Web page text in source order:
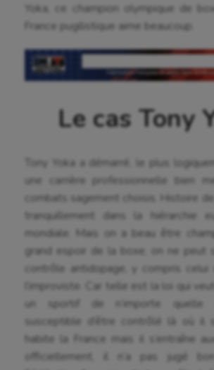
Yoka, ce champion olympique de
France pugilistique aime beaucoup.
Le cas Tony
Tony Yoka a démarré, le plus
une carrière professionnelle bien
combats sagement choisis. Histoire
tranquillement dans la hiérarchie
mondiale. Mais on a beau être
grand espoir de la boxe, on ne peut
contrôle antidopage, y compris celui
l’improviste. Car telle est la loi qui
un sportif de n’importe quelle
susceptible d’être contrôlé là où il
habite la France mais il s’entraîne
officiellement, il n’a pas jugé